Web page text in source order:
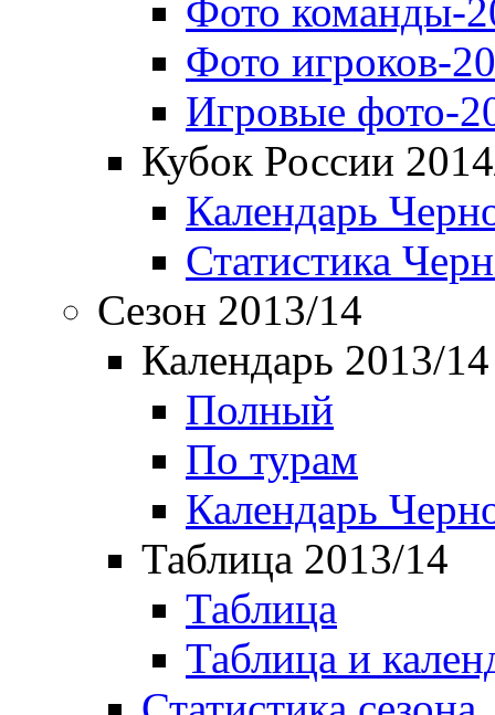
Фото команды-
Фото игроков-
Игровые фото-
Кубок России
Календарь
Статистика
Сезон 2013/14
Календарь 2013/14
Полный
По турам
Календарь
Таблица 2013/14
Таблица
Таблица и